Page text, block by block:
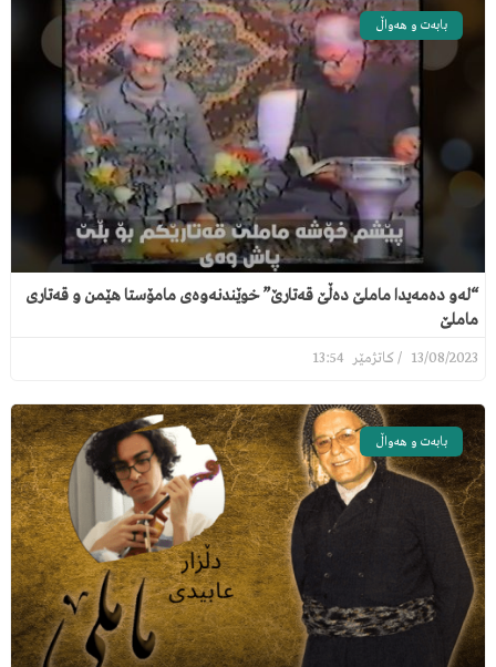
بابەت و هەواڵ
“لەو دەمەیدا ماملێ دەڵێ قەتارێ” خوێندنەوەی مامۆستا هێمن و قەتاری
ماملێ
13/08/2023
بابەت و هەواڵ